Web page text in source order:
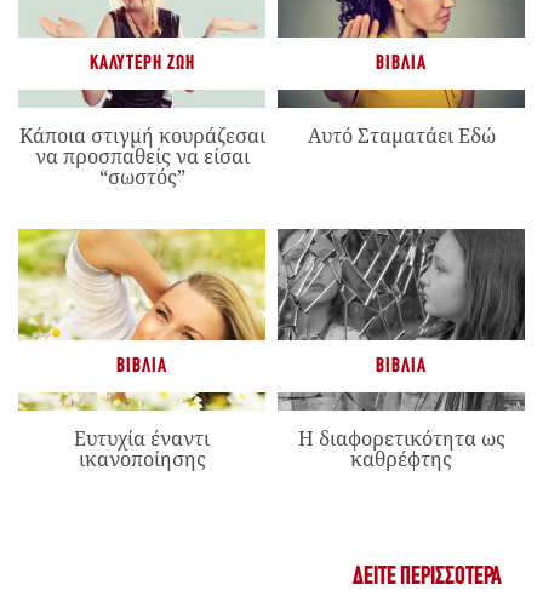
ΚΑΛΎΤΕΡΗ ΖΩΉ
Κάποια στιγμή κουράζεσαι
να προσπαθείς να είσαι
“σωστός”
ΒΙΒΛΊΑ
Αυτό Σταματάει Εδώ
ΒΙΒΛΊΑ
Ευτυχία έναντι
ικανοποίησης
ΒΙΒΛΊΑ
Η διαφορετικότητα ως
καθρέφτης
ΔΕΊΤΕ ΠΕΡΙΣΣΌΤΕΡΑ